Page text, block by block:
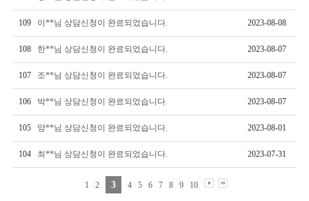
109 이**님 상담신청이 완료되었습니다. 2023-08-08
108 한**님 상담신청이 완료되었습니다. 2023-08-07
107 조**님 상담신청이 완료되었습니다. 2023-08-07
106 박**님 상담신청이 완료되었습니다. 2023-08-07
105 양**님 상담신청이 완료되었습니다. 2023-08-01
104 최**님 상담신청이 완료되었습니다. 2023-07-31
1 2 3 4 5 6 7 8 9 10